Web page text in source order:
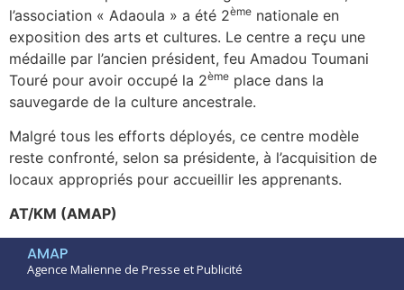
l’association « Adaoula » a été 2ème nationale en
exposition des arts et cultures. Le centre a reçu une
médaille par l’ancien président, feu Amadou Toumani
Touré pour avoir occupé la 2ème place dans la
sauvegarde de la culture ancestrale.
Malgré tous les efforts déployés, ce centre modèle
reste confronté, selon sa présidente, à l’acquisition de
locaux appropriés pour accueillir les apprenants.
AT/KM (AMAP)
AMAP
Agence Malienne de Presse et Publicité